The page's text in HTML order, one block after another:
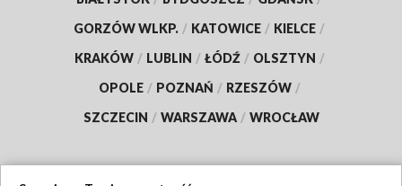
GORZÓW WLKP. / KATOWICE / KIELCE /
KRAKÓW / LUBLIN / ŁÓDŹ / OLSZTYN /
OPOLE / POZNAŃ / RZESZÓW /
SZCZECIN / WARSZAWA / WROCŁAW